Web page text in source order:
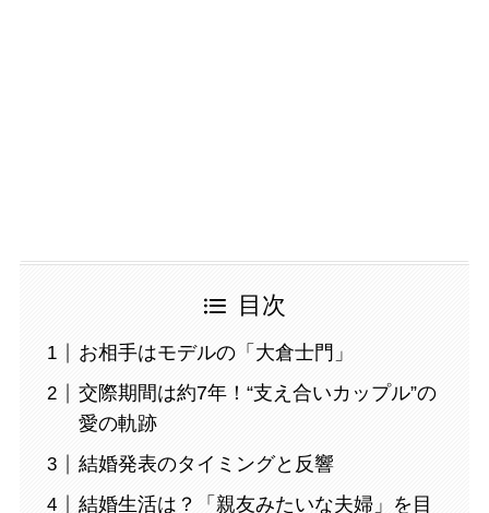
目次
お相手はモデルの「大倉士門」
交際期間は約7年！“支え合いカップル”の
愛の軌跡
結婚発表のタイミングと反響
結婚生活は？「親友みたいな夫婦」を目